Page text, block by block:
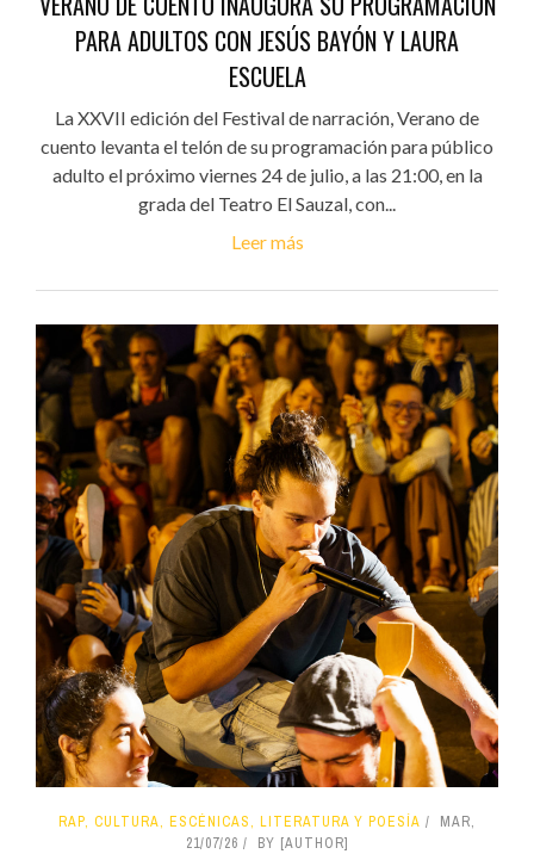
PARA ADULTOS CON JESÚS BAYÓN Y LAURA
ESCUELA
La XXVII edición del Festival de narración, Verano de
cuento levanta el telón de su programación para público
adulto el próximo viernes 24 de julio, a las 21:00, en la
grada del Teatro El Sauzal, con...
Leer más
RAP, CULTURA, ESCÉNICAS, LITERATURA Y POESÍA
MAR,
21/07/26
BY [AUTHOR]